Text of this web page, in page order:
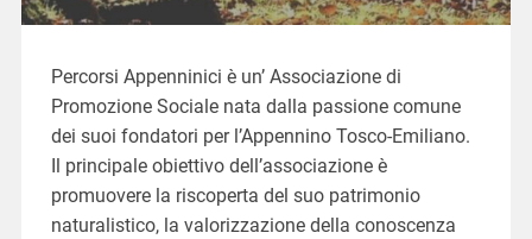
Percorsi Appenninici è un’ Associazione di
Promozione Sociale nata dalla passione comune
dei suoi fondatori per l’Appennino Tosco-Emiliano.
Il principale obiettivo dell’associazione è
promuovere la riscoperta del suo patrimonio
naturalistico, la valorizzazione della conoscenza